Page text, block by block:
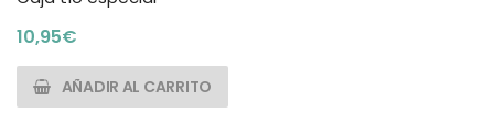
10,95€
AÑADIR AL CARRITO